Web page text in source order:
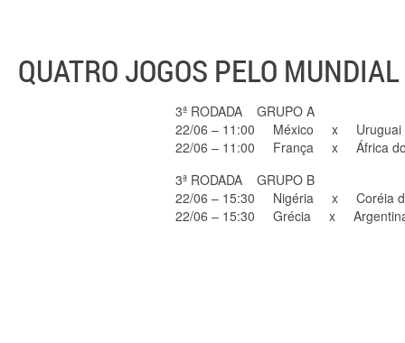
QUATRO JOGOS PELO
3ª RODADA GRUPO A
22/06 – 11:00 México x Uruguai
22/06 – 11:00 França x África
3ª RODADA GRUPO B
22/06 – 15:30 Nigéria x Coréia
22/06 – 15:30 Grécia x